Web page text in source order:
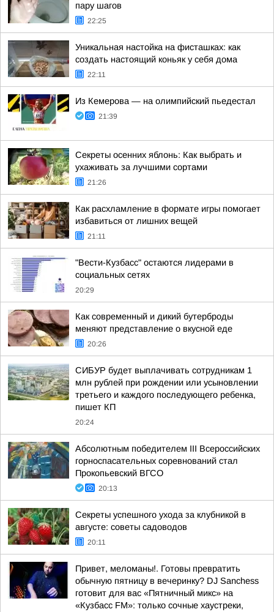
пару шагов
22:25
Уникальная настойка на фисташках: как
создать настоящий коньяк у себя дома
22:11
Из Кемерова — на олимпийский пьедестал
21:39
Секреты осенних яблонь: Как выбрать и
ухаживать за лучшими сортами
21:26
Как расхламление в формате игры помогает
избавиться от лишних вещей
21:11
"Вести-Кузбасс" остаются лидерами в
социальных сетях
20:29
Как современный и дикий бутерброды
меняют представление о вкусной еде
20:26
СИБУР будет выплачивать сотрудникам 1
млн рублей при рождении или усыновлении
третьего и каждого последующего ребенка,
пишет КП
20:24
Абсолютным победителем III Всероссийских
горноспасательных соревнований стал
Прокопьевский ВГСО
20:13
Секреты успешного ухода за клубникой в
августе: советы садоводов
20:11
Привет, меломаны!. Готовы превратить
обычную пятницу в вечеринку? DJ Sanchess
готовит для вас «Пятничный микс» на
«Кузбасс FM»: только сочные хаустреки,